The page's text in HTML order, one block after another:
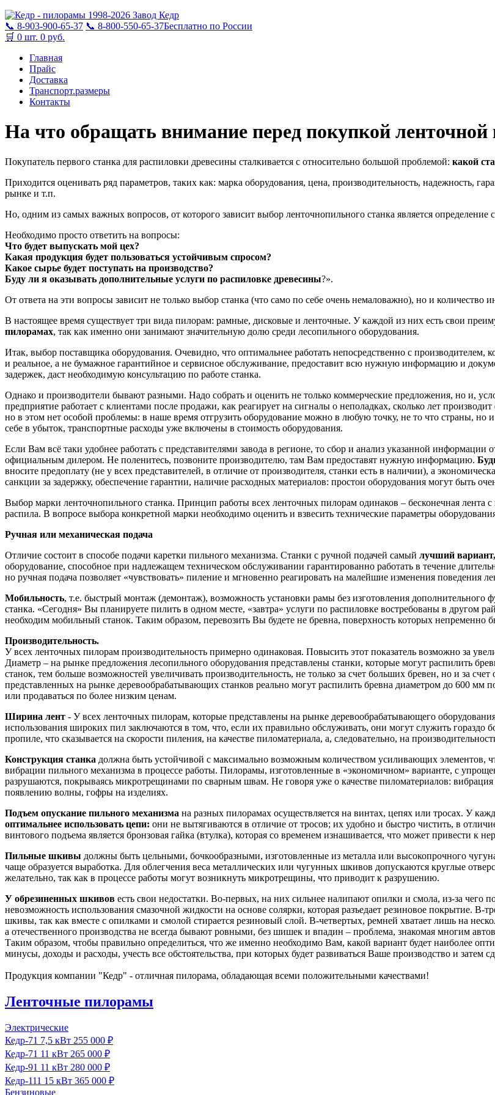
1998-2026 Завод Кедр
📞 8-903-900-65-37 📞 8-800-550-65-37Бесплатно по России
🛒 0 шт. 0 руб.
Главная
Прайс
Доставка
Транспорт.размеры
Контакты
На что обращать внимание перед покупкой
Покупатель первого станка для распиловки древесины сталкивается с относительно большой проблемой: какой
Приходится оценивать ряд параметров, таких как: марка оборудования, цена, производительность, надежность,
рынке и т.п.
Но, одним из самых важных вопросов, от которого зависит выбор ленточнопильного станка является определение
Необходимо просто ответить на вопросы:
Что будет выпускать мой цех?
Какая продукция будет пользоваться устойчивым спросом?
Какое сырье будет поступать на производство?
Буду ли я оказывать дополнительные услуги по распиловке древесины?».
От ответа на эти вопросы зависит не только выбор станка (что само по себе очень немаловажно), но и
В настоящее время существует три вида пилорам: рамные, дисковые и ленточные. У каждой из них есть свои
пилорамах, так как именно они занимают значительную долю среди лесопильного оборудования.
Итак, выбор поставщика оборудования. Очевидно, что оптимальнее работать непосредственно с производителем,
и реальное, а не бумажное гарантийное и сервисное обслуживание, предоставит всю нужную информацию и
задержек, даст необходимую консультацию по работе станка.
Однако и производители бывают разными. Надо собрать и оценить не только коммерческие предложения, но и,
предприятие работает с клиентами после продажи, как реагирует на сигналы о неполадках, сколько лет
но в этом нет особой проблемы: в наше время отгрузить оборудование можно в любую точку, не то что страны,
себе в убыток, транспортные расходы уже включены в стоимость оборудования.
Если Вам всё таки удобнее работать с представителями завода в регионе, то сбор и анализ указанной
официальным дилером. Не поленитесь, позвоните производителю, там Вам предоставят нужную информацию.
вносите предоплату (не у всех представителей, в отличие от производителя, станки есть в наличии), а
санкции за задержку, обеспечение гарантии, наличие расходных материалов: простои оборудования могут быть
Выбор марки ленточнопильного станка. Принцип работы всех ленточных пилорам одинаков – бесконечная
распила. В вопросе выбора конкретной марки необходимо оценить и взвесить технические параметры
Ручная или механическая подача
Отличие состоит в способе подачи каретки пильного механизма. Станки с ручной подачей самый лучший вариант,
оборудование, способное при надлежащем техническом обслуживании гарантированно работать в течение
но ручная подача позволяет «чувствовать» пиление и мгновенно реагировать на малейшие изменения поведения
Мобильность, т.е. быстрый монтаж (демонтаж), возможность установки рамы без изготовления дополнительного
станка. «Сегодня» Вы планируете пилить в одном месте, «завтра» услуги по распиловке востребованы в другом
необходим мобильный станок. Таким образом, перевозить Вы будете не бревна, поверхность которых непременно
Производительность.
У всех ленточных пилорам производительность примерно одинаковая. Повысить этот показатель возможно за
Диаметр – на рынке предложения лесопильного оборудования представлены станки, которые могут распилить
станок, тем больше возможностей увеличивать производительность, не только за счет больших бревен, но и за
представленных на рынке деревообрабатывающих станков реально могут распилить бревна диаметром до 600 мм
или продаваться по более низким ценам.
Ширина лент - У всех ленточных пилорам, которые представлены на рынке деревообрабатывающего
использования широких пил заключаются в том, что, если их правильно обслуживать, они могут служить
пропиле, что сказывается на скорости пиления, на качестве пиломатериала, а, следовательно, на
Конструкция станка должна быть устойчивой с максимально возможным количеством усиливающих элементов,
вибрации пильного механизма в процессе работы. Пилорамы, изготовленные в «экономичном» варианте, с
разрушаются, покрываясь микротрещинами по сварным швам. Не говоря уже о качестве пиломатериалов:
появлению волны, гофры на изделиях.
Подъем опускание пильного механизма на разных пилорамах осуществляется на винтах, цепях или тросах. У
оптимальнее использовать цепи: они не вытягиваются в отличие от тросов; их удобно и быстро чистить, в
винтового подъема является бронзовая гайка (втулка), которая со временем изнашивается, что может привести к
Пильные шкивы должны быть цельными, бочкообразными, изготовленные из металла или высокопрочного
чаще образуется выработка. Для облегчения веса металлических или чугунных шкивов допускаются круглые
желательно, так как в процессе работы могут возникнуть микротрещины, что приводит к разрушению.
У обрезиненных шкивов есть свои недостатки. Во-первых, на них сильнее налипают опилки и смола, из-за
невозможность использования смазочной жидкости на основе солярки, которая разъедает резиновое покрытие.
шкивы, так как вместе с опилками и смолой стирается резиновый слой. В-четвертых, ремней хватает лишь на
а отечественного производства не всегда бывают ровными, без шишек и впадин – проблема, знакомая многим
Таким образом, чтобы правильно определиться, что же именно необходимо Вам, какой вариант будет наиболее
минусы, доходы и расходы, учесть все обстоятельства, при которых будет развиваться Ваше производство и затем
Продукция компании "Кедр" - отличная пилорама, обладающая всеми положительными качествами!
Ленточные пилорамы
Электрические
Кедр‑71 7,5 кВт 255 000 ₽
Кедр‑71 11 кВт 265 000 ₽
Кедр‑91 11 кВт 280 000 ₽
Кедр‑111 15 кВт 365 000 ₽
Бензиновые